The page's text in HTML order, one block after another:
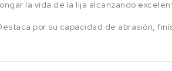
la vida de la lija alcanzando
por su capacidad de abrasión,